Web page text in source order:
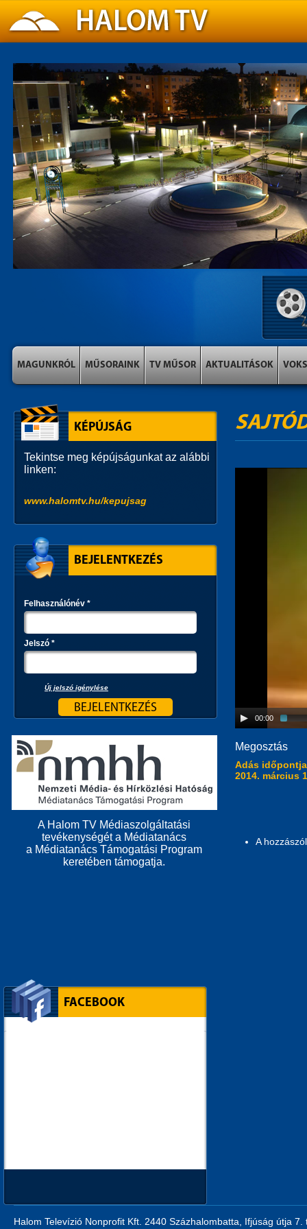
MAGUNKRÓL MŰSORAINK TV MŰSOR AKTUALITÁSOK VOKS
00:00
Megosztás
Adás
2014. március
A
KÉPÚJSÁG
Tekintse meg képújságunkat az alábbi
linken:
www.halomtv.hu/kepujsag
BEJELENTKEZÉS
Felhasználónév *
Jelszó *
Új jelszó igénylése
A Halom TV Médiaszolgáltatási
tevékenységét a Médiatanács
a Médiatanács Támogatási Program
keretében támogatja.
FACEBOOK
Halom Televízió Nonprofit Kft. 2440 Százhalombatta, Ifjúság útja